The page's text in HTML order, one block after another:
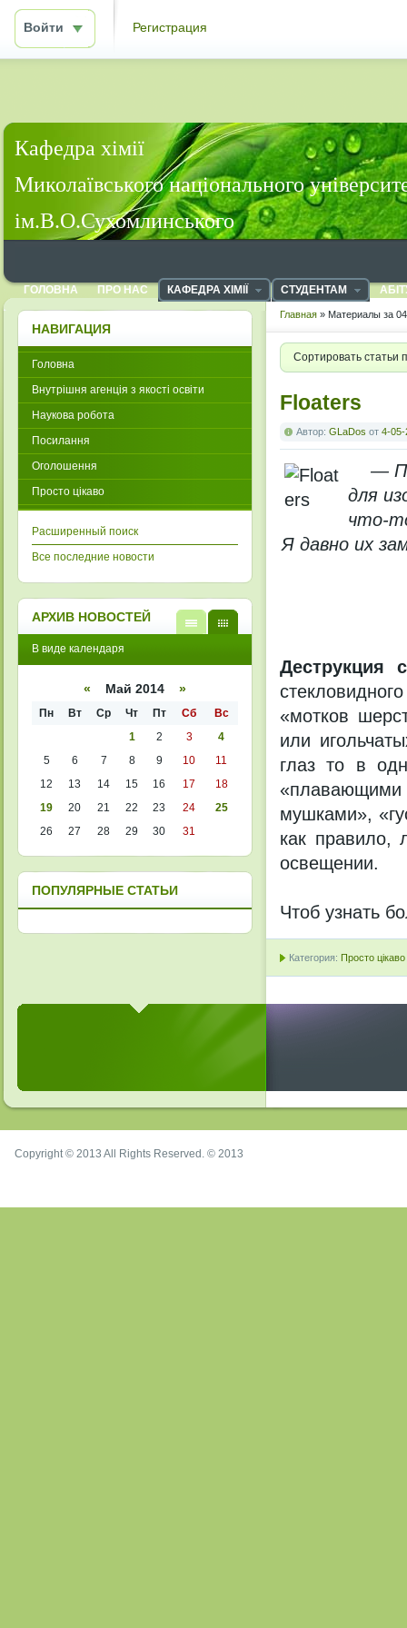
Войти Регистрация
Кафедра хімії
Миколаївського національного
ім.В.О.Сухомлинського
ГОЛОВНА ПРО НАС КАФЕДРА ХІМІЇ СТУДЕНТАМ
Главная » Материалы за
Сортировать статьи
Floaters
Автор: GLaDos от 4-05-
—
для
что-
Я давно их
Деструкция
«мотков
или
глаз то в
мушками»,
как правило,
освещении.
Чтоб узнать
Категория: Просто цікаво
НАВИГАЦИЯ
Головна
Внутрішня агенція з якості освіти
Наукова робота
Посилання
Оголошення
Просто цікаво
Расширенный поиск
Все последние новости
АРХИВ НОВОСТЕЙ
кален
списк
В виде календаря
« Май 2014 »
Пн Вт Ср Чт Пт Сб
Вс
1
2 3
4
5
6 7 8 9 10
11
12
13 14 15 16 17
18
19
20 21 22 23 24
25
26
27 28 29 30 31
ПОПУЛЯРНЫЕ СТАТЬИ
Copyright © 2013 All Rights Reserved. © 2013